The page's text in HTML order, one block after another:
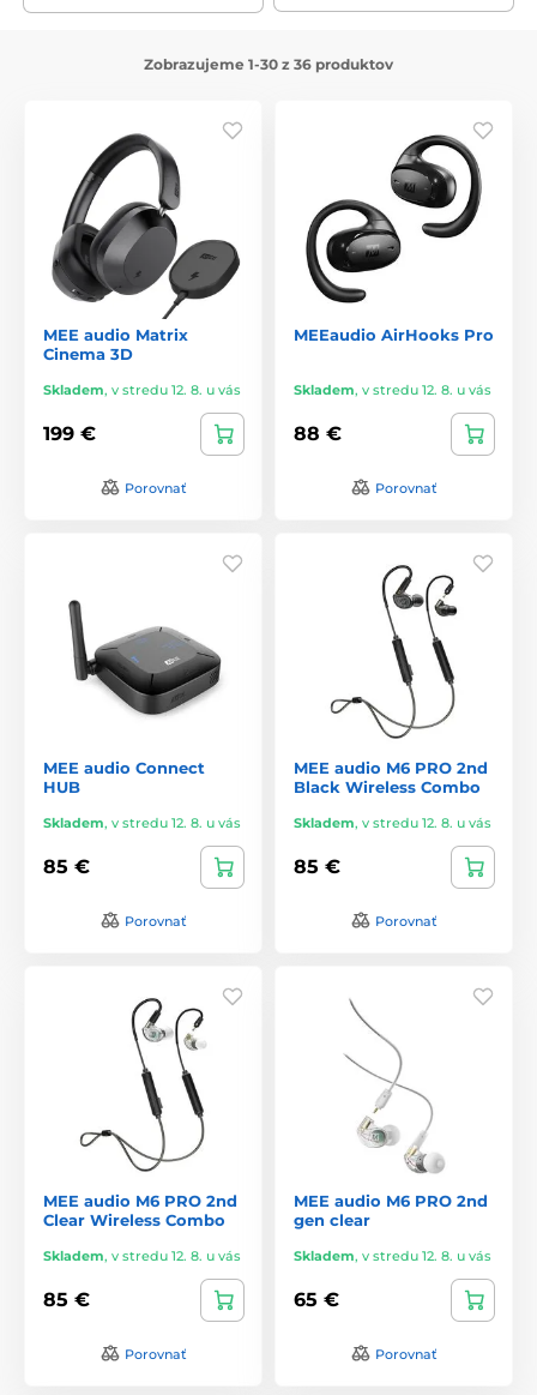
Zobrazujeme 1-30 z 36 produktov
MEE audio Matrix
Cinema 3D
Skladem, v stredu 12. 8. u vás
199 €
Porovnať
MEEaudio AirHooks Pro
Skladem, v stredu 12. 8. u vás
88 €
Porovnať
MEE audio Connect
HUB
Skladem, v stredu 12. 8. u vás
85 €
Porovnať
MEE audio M6 PRO 2nd
Black Wireless Combo
Skladem, v stredu 12. 8. u vás
85 €
Porovnať
MEE audio M6 PRO 2nd
Clear Wireless Combo
Skladem, v stredu 12. 8. u vás
85 €
Porovnať
MEE audio M6 PRO 2nd
gen clear
Skladem, v stredu 12. 8. u vás
65 €
Porovnať